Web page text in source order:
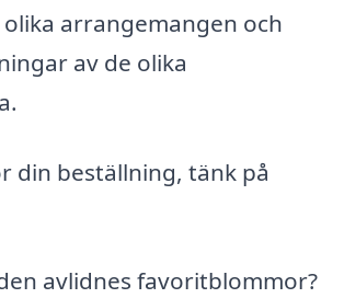
arrangemangen och
av de olika
din beställning, tänk på
avlidnes favoritblommor?